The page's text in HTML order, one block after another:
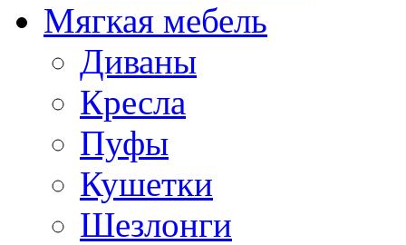
Мягкая мебель
Диваны
Кресла
Пуфы
Кушетки
Шезлонги